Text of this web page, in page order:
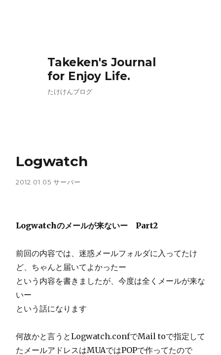
Takeken's Journal
for Enjoy Life.
たけけんブログ
Logwatch
2012.01.05 サーバー
Logwatchのメールが来ないー Part2
前回の内容では、迷惑メールフォルダに入ってたけ
ど、ちゃんと届いてよかったー
という内容を書きましたが、今度は全くメールが来な
いー
という話になります
何故かと言うとLogwatch.confでMail toで指定して
たメールアドレスはMUAではPOPで作ってたので